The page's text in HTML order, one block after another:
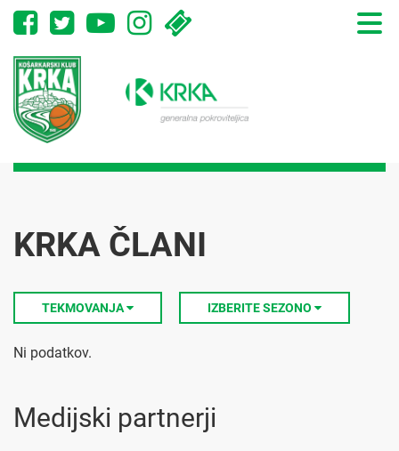
Toggle
KRKA ČLANI
TEKMOVANJA IZBERITE SEZONO
Ni podatkov.
Medijski partnerji